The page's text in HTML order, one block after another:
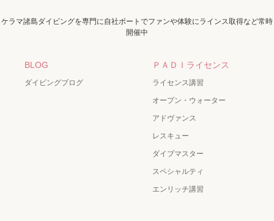
ケラマ諸島ダイビングを専門に自社ボートでファンや体験にラインス取得など常時
開催中
BLOG
ダイビングブログ
ＰＡＤＩライセンス
ライセンス講習
オープン・ウォーター
アドヴァンス
レスキュー
ダイブマスター
スペシャルティ
エンリッチ講習